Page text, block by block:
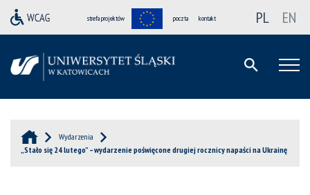
strefa projektów poczta kontakt PL EN
Wydarzenia
„Stało się 24 lutego” – wydarzenie poświęcone drugiej rocznicy napaści na Ukrainę